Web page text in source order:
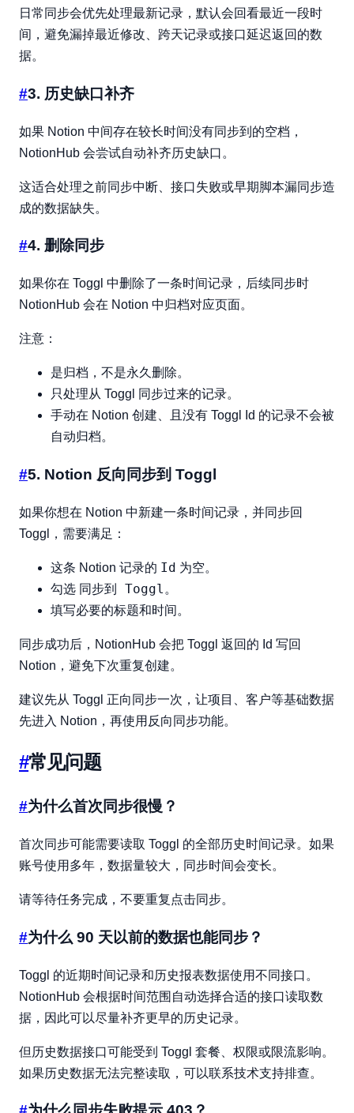
日常同步会优先处理最新记录，默认会回看最近一段时
间，避免漏掉最近修改、跨天记录或接口延迟返回的数
据。
#3. 历史缺口补齐
如果 Notion 中间存在较长时间没有同步到的空档，
NotionHub 会尝试自动补齐历史缺口。
这适合处理之前同步中断、接口失败或早期脚本漏同步造
成的数据缺失。
#4. 删除同步
如果你在 Toggl 中删除了一条时间记录，后续同步时
NotionHub 会在 Notion 中归档对应页面。
注意：
是归档，不是永久删除。
只处理从 Toggl 同步过来的记录。
手动在 Notion 创建、且没有 Toggl Id 的记录不会被
自动归档。
#5. Notion 反向同步到 Toggl
如果你想在 Notion 中新建一条时间记录，并同步回
Toggl，需要满足：
这条 Notion 记录的 Id 为空。
勾选 同步到 Toggl 。
填写必要的标题和时间。
同步成功后，NotionHub 会把 Toggl 返回的 Id 写回
Notion，避免下次重复创建。
建议先从 Toggl 正向同步一次，让项目、客户等基础数据
先进入 Notion，再使用反向同步功能。
#常见问题
#为什么首次同步很慢？
首次同步可能需要读取 Toggl 的全部历史时间记录。如果
账号使用多年，数据量较大，同步时间会变长。
请等待任务完成，不要重复点击同步。
#为什么 90 天以前的数据也能同步？
Toggl 的近期时间记录和历史报表数据使用不同接口。
NotionHub 会根据时间范围自动选择合适的接口读取数
据，因此可以尽量补齐更早的历史记录。
但历史数据接口可能受到 Toggl 套餐、权限或限流影响。
如果历史数据无法完整读取，可以联系技术支持排查。